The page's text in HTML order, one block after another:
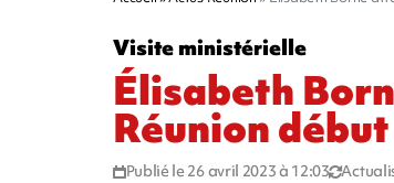
Visite ministérielle
Élisabeth
Réunion
Publié le 26 avril 2023 à 12:03